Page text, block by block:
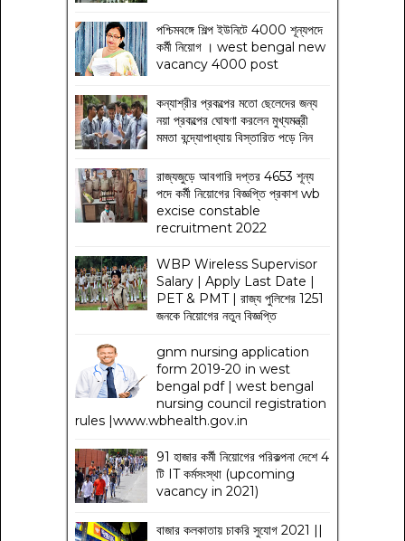
পশ্চিমবঙ্গে শিল্প ইউনিটে 4000 শূন্যপদে
কর্মী নিয়োগ । west bengal new
vacancy 4000 post
কন্যাশ্রীর প্রকল্পের মতো ছেলেদের জন্য
নয়া প্রকল্পের ঘোষণা করলেন মুখ্যমন্ত্রী
মমতা বন্দ্যোপাধ্যায় বিস্তারিত পড়ে নিন
রাজ্যজুড়ে আবগারি দপ্তর 4653 শূন্য
পদে কর্মী নিয়োগের বিজ্ঞপ্তি প্রকাশ wb
excise constable
recruitment 2022
WBP Wireless Supervisor
Salary | Apply Last Date |
PET & PMT | রাজ্য পুলিশের 1251
জনকে নিয়োগের নতুন বিজ্ঞপ্তি
gnm nursing application
form 2019-20 in west
bengal pdf | west bengal
nursing council registration
rules |www.wbhealth.gov.in
91 হাজার কর্মী নিয়োগের পরিকল্পনা দেশে 4
টি IT কর্মসংস্থা (upcoming
vacancy in 2021)
বাজার কলকাতায় চাকরি সুযোগ 2021 ||